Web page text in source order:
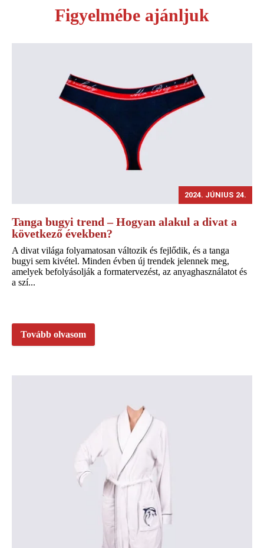
Figyelmébe ajánljuk
2024. JÚNIUS 24.
Tanga bugyi trend – Hogyan alakul a divat a
következő években?
A divat világa folyamatosan változik és fejlődik, és a tanga
bugyi sem kivétel. Minden évben új trendek jelennek meg,
amelyek befolyásolják a formatervezést, az anyaghasználatot és
a szí...
Tovább olvasom